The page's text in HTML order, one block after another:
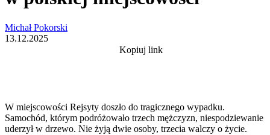
Michał Pokorski
13.12.2025
Kopiuj link
W miejscowości Rejsyty doszło do tragicznego wypadku.
Samochód, którym podróżowało trzech mężczyzn, niespodziewanie
uderzył w drzewo. Nie żyją dwie osoby, trzecia walczy o życie.